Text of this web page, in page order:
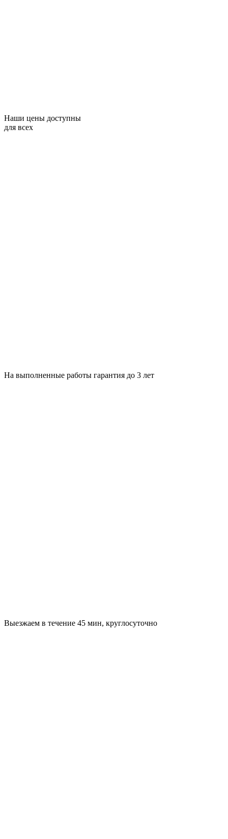
Наши цены доступны
для всех
На выполненные работы гарантия до 3 лет
Выезжаем в течение 45 мин, круглосуточно